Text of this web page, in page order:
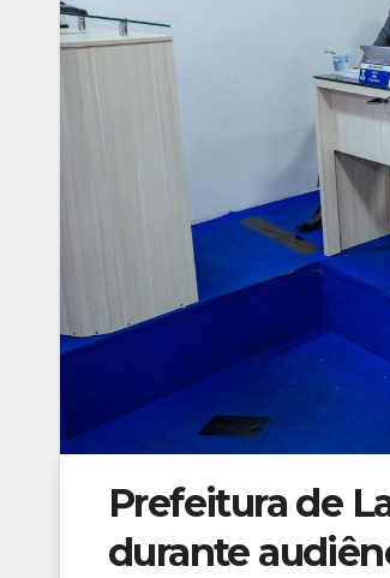
Prefeitura de
durante